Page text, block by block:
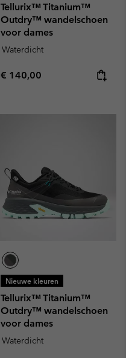
Tellurix™ Titanium™
Outdry™ wandelschoen
voor dames
Waterdicht
Regular price:
€ 140,00
Nieuwe kleuren
Tellurix™ Titanium™
Outdry™ wandelschoen
voor dames
Waterdicht